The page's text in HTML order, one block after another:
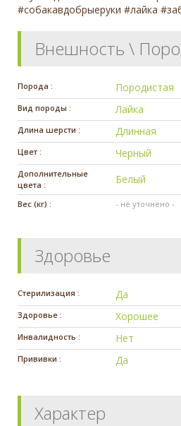
#собакавдобрыеруки #лайка
Внешность \
Порода : Породистая
Вид породы : Лайка
Длина шерсти : Длинная
Цвет : Черный
Дополнительные
цвета :
Белый
Вес (кг) : - не уточнено -
Здоровье
Стерилизация : Да
Здоровье : Хорошее
Инвалидность : Нет
Прививки : Да
Характер